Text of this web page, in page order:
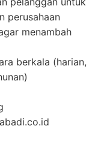
perusahaan
menambah
berkala (harian,